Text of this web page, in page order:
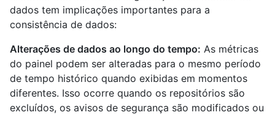
dados tem implicações importantes para a
consistência de dados:
Alterações de dados ao longo do tempo: As métricas
do painel podem ser alteradas para o mesmo período
de tempo histórico quando exibidas em momentos
diferentes. Isso ocorre quando os repositórios são
excluídos, os avisos de segurança são modificados ou